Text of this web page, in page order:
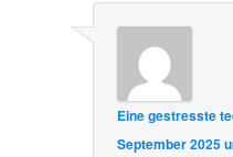
Eine gestresste
September 2025